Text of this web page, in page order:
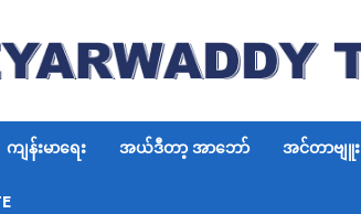
ကျန်းမာရေး အယ်ဒီတာ့ အာဘော် အင်တာဗျူး